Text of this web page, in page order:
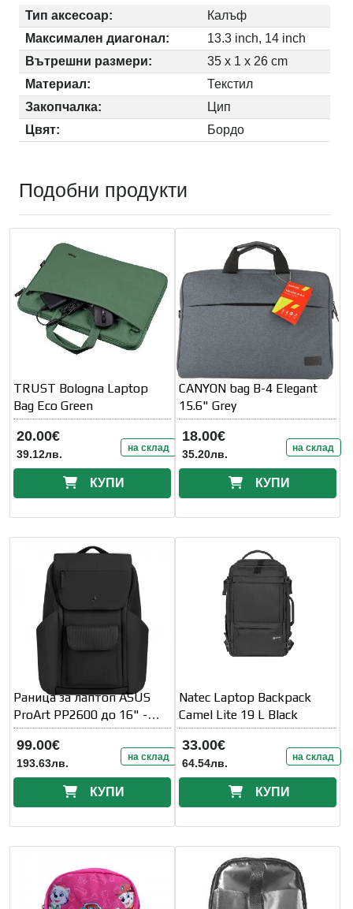
Тип аксесоар:
Калъф
Максимален диагонал:
13.3 inch, 14 inch
Вътрешни размери:
35 x 1 x 26 cm
Материал:
Текстил
Закопчалка:
Цип
Цвят:
Бордо
Подобни продукти
TRUST Bologna Laptop
Bag Eco Green
20.00€
39.12лв. на склад
КУПИ
CANYON bag B-4 Elegant
15.6" Grey
18.00€
35.20лв. на склад
КУПИ
Раница за лаптоп ASUS
ProArt PP2600 до 16" -
Черна
99.00€
193.63лв. на склад
КУПИ
Natec Laptop Backpack
Camel Lite 19 L Black
33.00€
64.54лв. на склад
КУПИ